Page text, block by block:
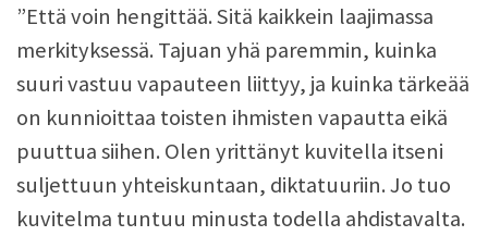
”Että voin hengittää. Sitä kaikkein laajimassa
merkityksessä. Tajuan yhä paremmin, kuinka
suuri vastuu vapauteen liittyy, ja kuinka tärkeää
on kunnioittaa toisten ihmisten vapautta eikä
puuttua siihen. Olen yrittänyt kuvitella itseni
suljettuun yhteiskuntaan, diktatuuriin. Jo tuo
kuvitelma tuntuu minusta todella ahdistavalta.